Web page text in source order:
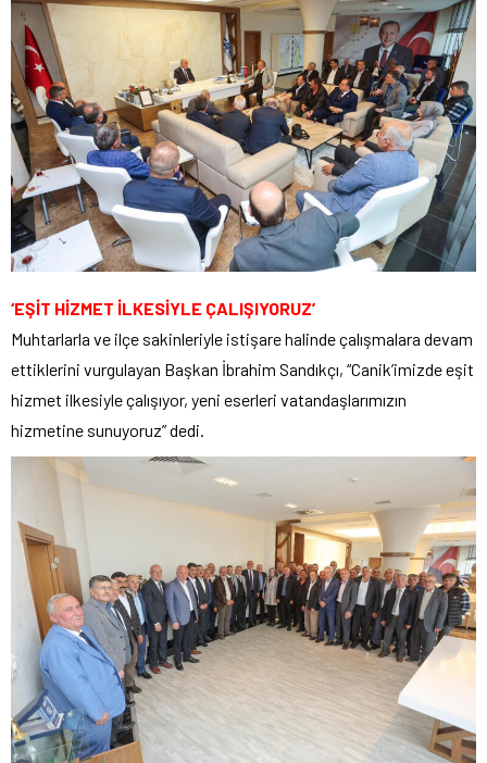
‘EŞİT HİZMET İLKESİYLE ÇALIŞIYORUZ’
Muhtarlarla ve ilçe sakinleriyle istişare halinde çalışmalara devam
ettiklerini vurgulayan Başkan İbrahim Sandıkçı, “Canik’imizde eşit
hizmet ilkesiyle çalışıyor, yeni eserleri vatandaşlarımızın
hizmetine sunuyoruz” dedi.